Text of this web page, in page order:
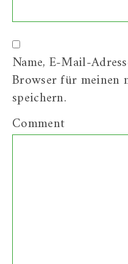
Name, E-Mail-
Browser für meinen
speichern.
Comment